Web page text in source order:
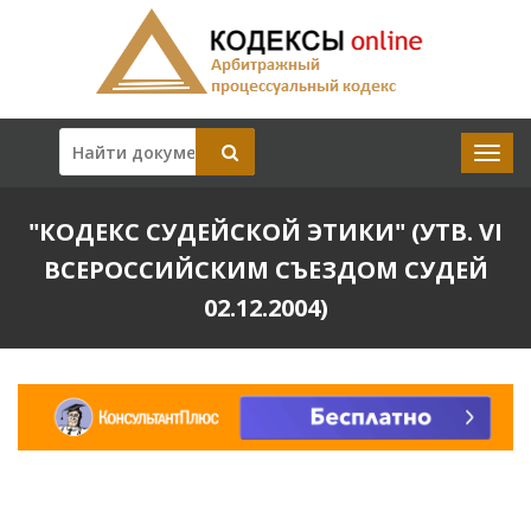
"КОДЕКС СУДЕЙСКОЙ ЭТИКИ" (УТВ. VI
ВСЕРОССИЙСКИМ СЪЕЗДОМ СУДЕЙ
02.12.2004)